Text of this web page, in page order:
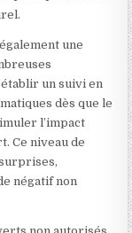
une
un suivi en
dès que le
l’impact
Ce niveau de
négatif non